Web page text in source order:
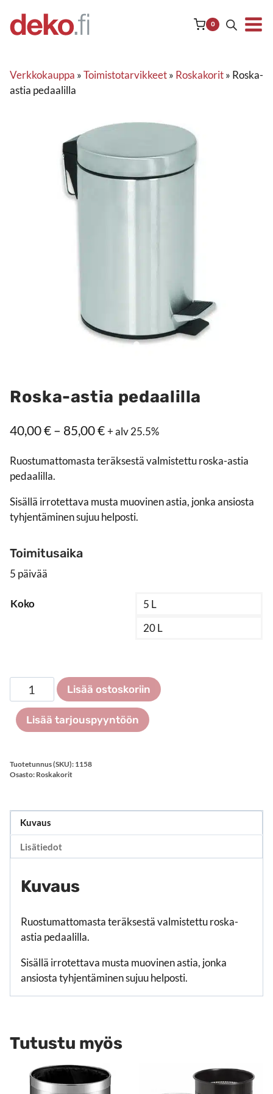
sisältöön
0
Verkkokauppa »Toimistotarvikkeet» Roskakorit» Roska-
astia pedaalilla
Roska-astia pedaalilla
40,00€– 85,00€Hintaluokka:
–
+ alv 25.5%
Ruostumattomasta teräksestä valmistettu roska-astia
pedaalilla.
Sisällä irrotettava musta muovinen astia, jonka ansiosta
tyhjentäminen sujuu helposti.
Toimitusaika
5 päivää
Koko
5 L
20 L
Roska-
astia
pedaalilla
määrä
Lisää ostoskoriin
Lisää tarjouspyyntöön
Tuotetunnus (SKU): 1158
Osasto: Roskakorit
Kuvaus
Lisätiedot
Kuvaus
Ruostumattomasta teräksestä valmistettu roska-
astia pedaalilla.
Sisällä irrotettava musta muovinen astia, jonka
ansiosta tyhjentäminen sujuu helposti.
Tutustu myös